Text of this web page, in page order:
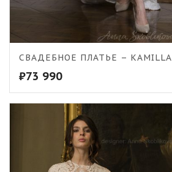
СВАДЕБНОЕ ПЛАТЬЕ – KAMILLA
₽73 990